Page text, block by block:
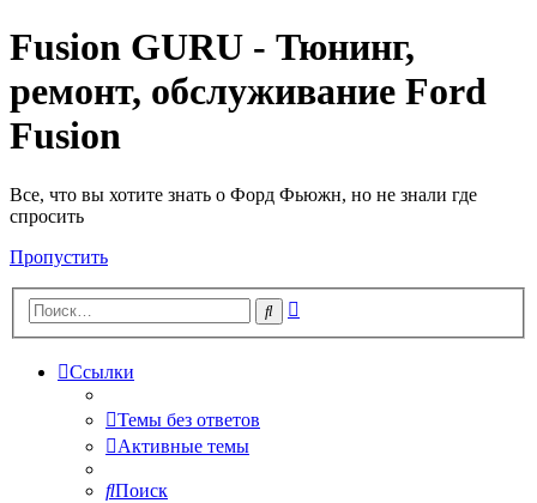
Fusion GURU - Тюнинг,
ремонт, обслуживание Ford
Fusion
Все, что вы хотите знать о Форд Фьюжн, но не знали где
спросить
Пропустить
Поиск
Ссылки
Темы без ответов
Активные темы
Поиск